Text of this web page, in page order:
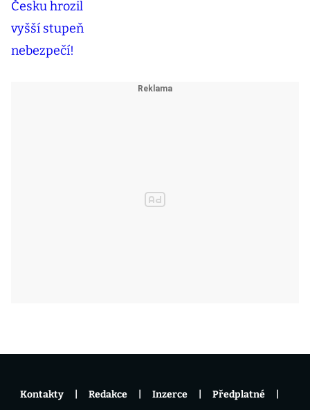
Kontakty Redakce Inzerce Předplatné